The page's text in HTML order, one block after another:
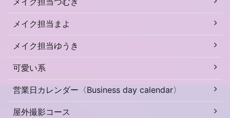
メイク担当まよ
メイク担当ゆうき
可愛い系
営業日カレンダー〈Business day calendar〉
屋外撮影コース